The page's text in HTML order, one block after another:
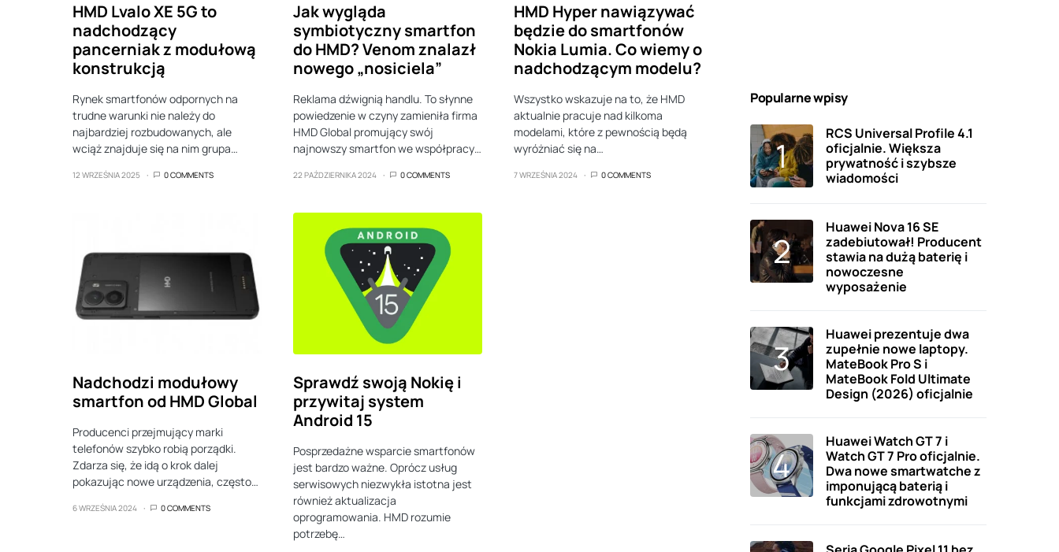
HMD Lvalo XE 5G to
nadchodzący
pancerniak z modułową
konstrukcją
Rynek smartfonów odpornych na
trudne warunki nie należy do
najbardziej rozbudowanych, ale
wciąż znajduje się na nim grupa…
12 WRZEŚNIA 2025 0 COMMENTS
Jak wygląda
symbiotyczny smartfon
do HMD? Venom znalazł
nowego „nosiciela”
Reklama dźwignią handlu. To słynne
powiedzenie w czyny zamieniła firma
HMD Global promujący swój
najnowszy smartfon we współpracy…
22 PAŹDZIERNIKA 2024 0 COMMENTS
HMD Hyper nawiązywać
będzie do smartfonów
Nokia Lumia. Co wiemy o
nadchodzącym modelu?
Wszystko wskazuje na to, że HMD
aktualnie pracuje nad kilkoma
modelami, które z pewnością będą
wyróżniać się na…
7 WRZEŚNIA 2024 0 COMMENTS
Nadchodzi modułowy
smartfon od HMD Global
Producenci przejmujący marki
telefonów szybko robią porządki.
Zdarza się, że idą o krok dalej
pokazując nowe urządzenia, często…
6 WRZEŚNIA 2024 0 COMMENTS
Sprawdź swoją Nokię i
przywitaj system
Android 15
Posprzedażne wsparcie smartfonów
jest bardzo ważne. Oprócz usług
serwisowych niezwykła istotna jest
również aktualizacja
oprogramowania. HMD rozumie
potrzebę…
Popularne wpisy
RCS Universal Profile 4.1
oficjalnie. Większa
prywatność i szybsze
wiadomości
Huawei Nova 16 SE
zadebiutował! Producent
stawia na dużą baterię i
nowoczesne
wyposażenie
Huawei prezentuje dwa
zupełnie nowe laptopy.
MateBook Pro S i
MateBook Fold Ultimate
Design (2026) oficjalnie
Huawei Watch GT 7 i
Watch GT 7 Pro oficjalnie.
Dwa nowe smartwatche z
imponującą baterią i
funkcjami zdrowotnymi